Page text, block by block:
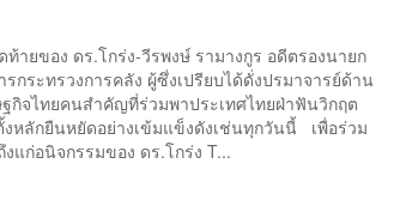
ายของ ดร.โกร่ง-วีรพงษ์ รามางกูร อดีตรองนายก
กระทรวงการคลัง ผู้ซึ่งเปรียบได้ดั่งปรมาจารย์ด้าน
กิจไทยคนสำคัญที่ร่วมพาประเทศไทยฝ่าฟันวิกฤต
หลักยืนหยัดอย่างเข้มแข็งดังเช่นทุกวันนี้ เพื่อร่วม
แก่อนิจกรรมของ ดร.โกร่ง T...